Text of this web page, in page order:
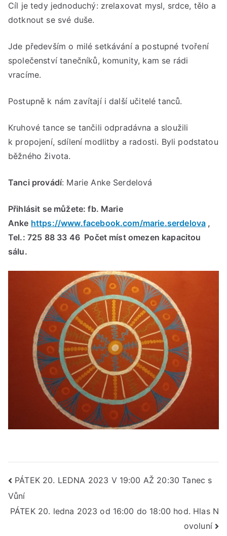
Cíl je tedy jednoduchý: zrelaxovat mysl, srdce, tělo a
dotknout se své duše.
Jde především o milé setkávání a postupné tvoření
společenství tanečníků, komunity, kam se rádi
vracíme.
Postupně k nám zavítají i další učitelé tanců.
Kruhové tance se tančili odpradávna a sloužili
k propojení, sdílení modlitby a radosti. Byli podstatou
běžného života.
Tanci provádí: Marie Anke Serdelová
Přihlásit se můžete: fb. Marie
Anke https://www.facebook.com/marie.serdelova ,
Tel.: 725 88 33 46 Počet míst omezen kapacitou
sálu.
Navigace
pro
PÁTEK 20. LEDNA 2023 V 19:00 AŽ 20:30 Tanec s
Vůní
PÁTEK 20. ledna 2023 od 16:00 do 18:00 hod. Hlas N
ovoluní